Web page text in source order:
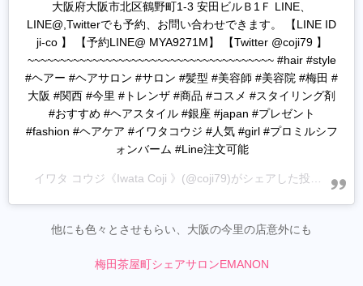
大阪府大阪市北区鶴野町1-3 安田ビルＢ1Ｆ LINE、
LINE@,Twitterでも予約、お問い合わせできます。 【LINE ID
ji-co 】 【予約LINE@ MYA9271M】 【Twitter @coji79 】
~~~~~~~~~~~~~~~~~~~~~~~~~~~~~~~~~~~~~~ #hair #style
#ヘアー #ヘアサロン #サロン #髪型 #美容師 #美容院 #梅田 #
大阪 #関西 #今里 #トレンザ #商品 #コスメ #スタイリング剤
#おすすめ #ヘアスタイル #銀座 #japan #プレゼント
#fashion #ヘアケア #イワタコウジ #人気 #girl #プロミルシフ
ォンバーム #Line注文可能
イワタ コウジ《Iwata Coji 》 (@coji79)がシェアした投稿 - 2020
他にも色々とさせもらい、大阪の今里の店意外にも
梅田茶屋町シェアサロンEMANON